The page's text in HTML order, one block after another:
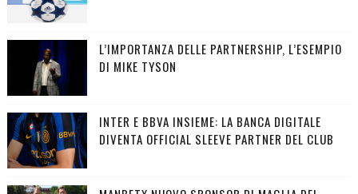
L’IMPORTANZA DELLE PARTNERSHIP, L’ESEMPIO
DI MIKE TYSON
INTER E BBVA INSIEME: LA BANCA DIGITALE
DIVENTA OFFICIAL SLEEVE PARTNER DEL CLUB